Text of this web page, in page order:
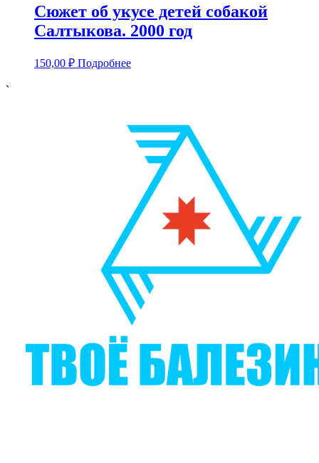
Сюжет об укусе детей собакой
Салтыкова. 2000 год
150,00 ₽ Подробнее
`